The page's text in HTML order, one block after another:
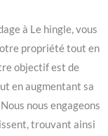
à Le hingle, vous
propriété tout en
objectif est de
en augmentant sa
nous engageons
trouvant ainsi